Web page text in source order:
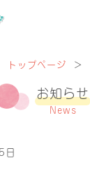
トップページ ＞
お知らせ
News
日